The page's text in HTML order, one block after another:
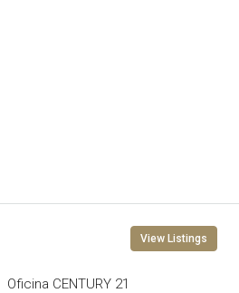
View Listings
Oficina CENTURY 21